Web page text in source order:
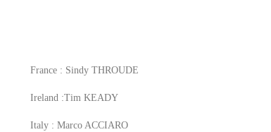
France : Sindy THROUDE
Ireland :Tim KEADY
Italy : Marco ACCIARO